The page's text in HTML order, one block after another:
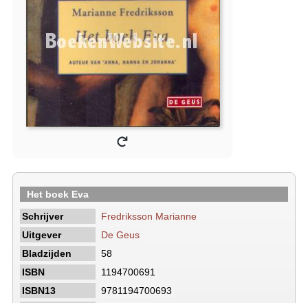
Het boek Eva
Schrijver
Fredriksson Marianne
Uitgever
De Geus
Bladzijden
58
ISBN
1194700691
ISBN13
9781194700693